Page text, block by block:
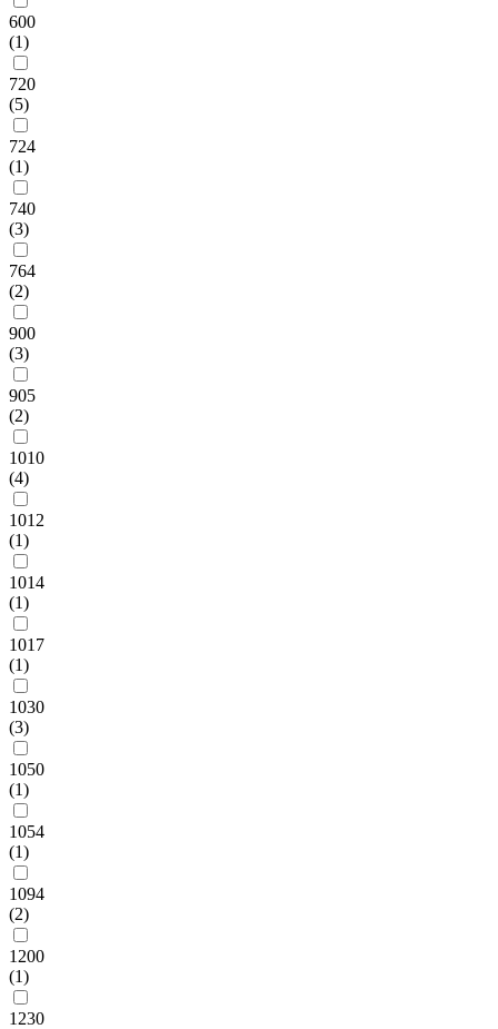
600
(1)
720
(5)
724
(1)
740
(3)
764
(2)
900
(3)
905
(2)
1010
(4)
1012
(1)
1014
(1)
1017
(1)
1030
(3)
1050
(1)
1054
(1)
1094
(2)
1200
(1)
1230